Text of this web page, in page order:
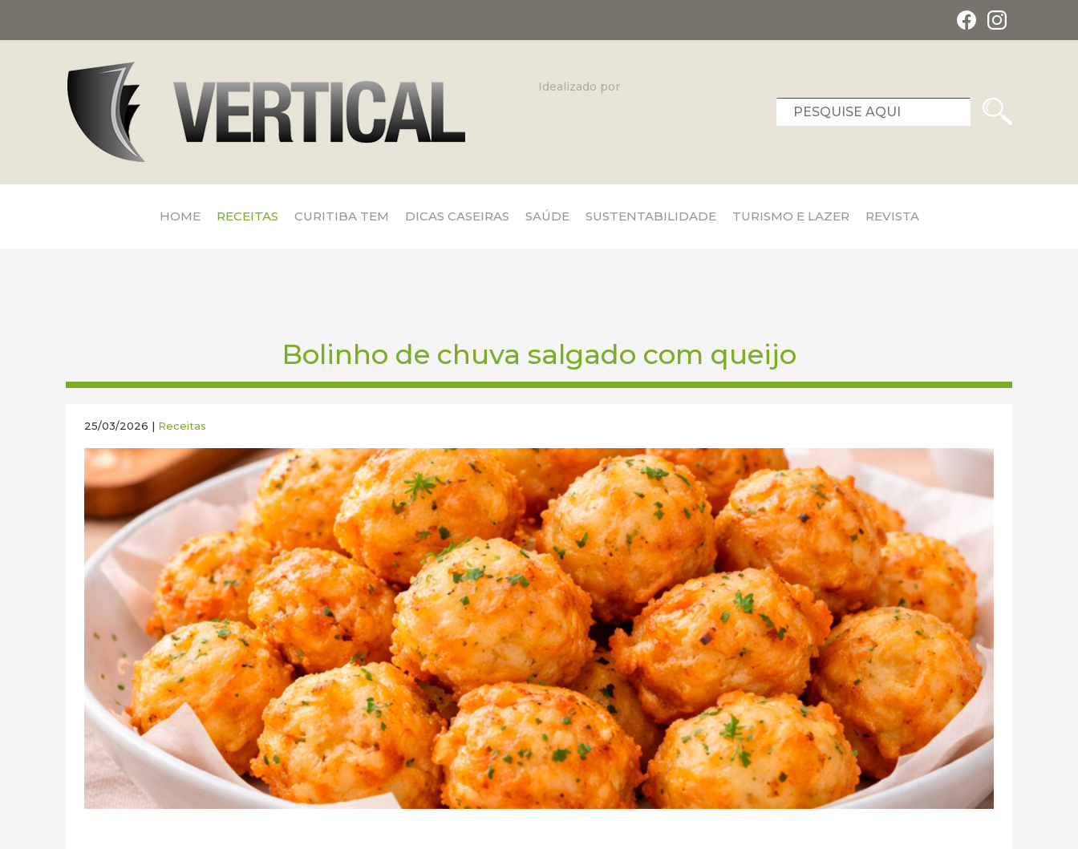
Idealizado por
HOME RECEITAS CURITIBA TEM DICAS CASEIRAS SAÚDE SUSTENTABILIDADE TURISMO E LAZER REVISTA
Bolinho de chuva salgado com queijo
25/03/2026 | Receitas